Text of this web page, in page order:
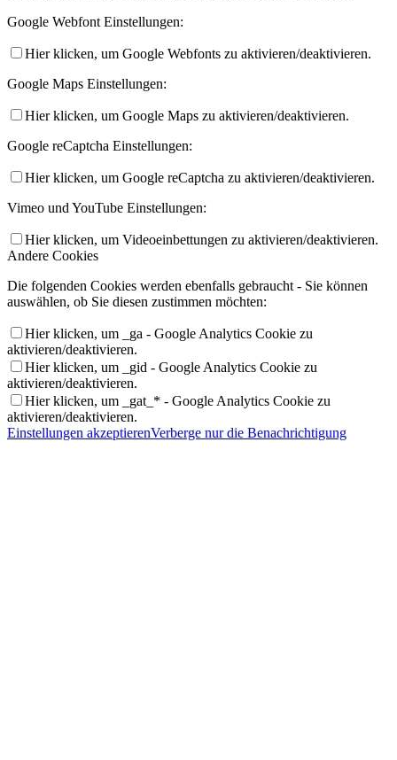
Google Webfont Einstellungen:
Hier klicken, um Google Webfonts zu aktivieren/deaktivieren.
Google Maps Einstellungen:
Hier klicken, um Google Maps zu aktivieren/deaktivieren.
Google reCaptcha Einstellungen:
Hier klicken, um Google reCaptcha zu aktivieren/deaktivieren.
Vimeo und YouTube Einstellungen:
Hier klicken, um Videoeinbettungen zu aktivieren/deaktivieren.
Andere Cookies
Die folgenden Cookies werden ebenfalls gebraucht - Sie können
auswählen, ob Sie diesen zustimmen möchten:
Hier klicken, um _ga - Google Analytics Cookie zu
aktivieren/deaktivieren.
Hier klicken, um _gid - Google Analytics Cookie zu
aktivieren/deaktivieren.
Hier klicken, um _gat_* - Google Analytics Cookie zu
aktivieren/deaktivieren.
Einstellungen akzeptierenVerberge nur die Benachrichtigung